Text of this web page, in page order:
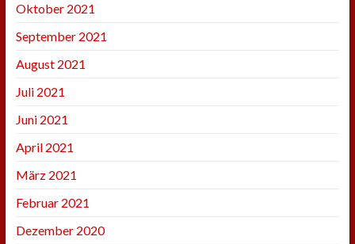
Oktober 2021
September 2021
August 2021
Juli 2021
Juni 2021
April 2021
März 2021
Februar 2021
Dezember 2020